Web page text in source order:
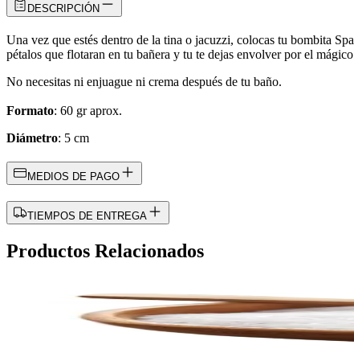
DESCRIPCIÓN
Una vez que estés dentro de la tina o jacuzzi, colocas tu bombita
pétalos que flotaran en tu bañera y tu te dejas envolver por el
No necesitas ni enjuague ni crema después de tu baño.
Formato: 60 gr aprox.
Diámetro: 5 cm
MEDIOS DE PAGO
TIEMPOS DE ENTREGA
Productos Relacionados